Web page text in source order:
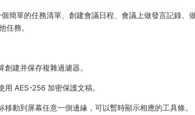
簡單的任務清單、創建會議日程、會議上做發言記錄、
任務。
建并保存複雜過濾器。
AES-256 加密保護文稿。
動到屏幕任意一側邊緣，可以暫時顯示相應的工具條。